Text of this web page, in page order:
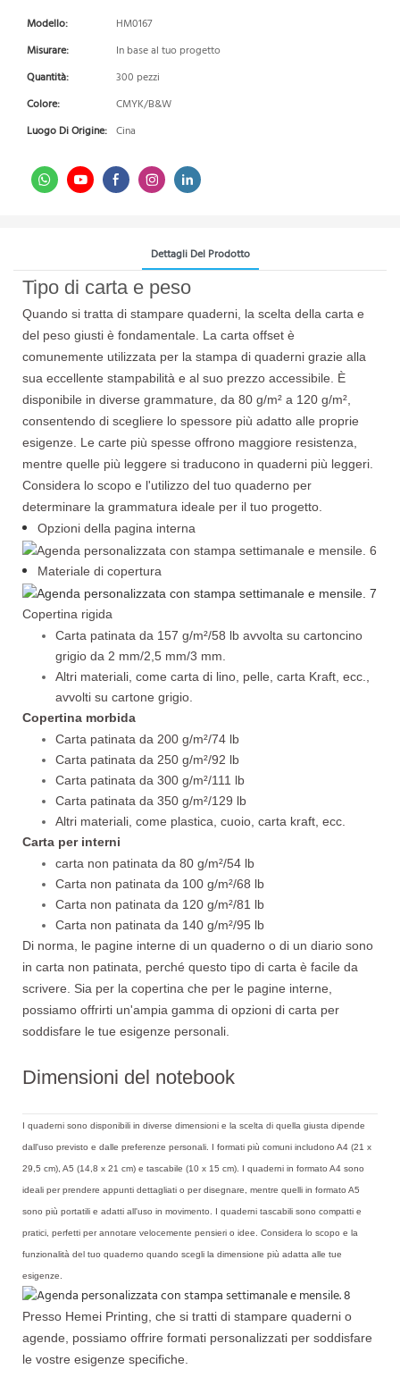
Modello:
HM0167
Misurare:
In base al tuo progetto
Quantità:
300 pezzi
Colore:
CMYK/B&W
Luogo Di Origine: Cina
Dettagli Del Prodotto
Tipo di carta e peso
Quando si tratta di stampare quaderni, la scelta della carta e
del peso giusti è fondamentale. La carta offset è
comunemente utilizzata per la stampa di quaderni grazie alla
sua eccellente stampabilità e al suo prezzo accessibile. È
disponibile in diverse grammature, da 80 g/m² a 120 g/m²,
consentendo di scegliere lo spessore più adatto alle proprie
esigenze. Le carte più spesse offrono maggiore resistenza,
mentre quelle più leggere si traducono in quaderni più leggeri.
Considera lo scopo e l'utilizzo del tuo quaderno per
determinare la grammatura ideale per il tuo progetto.
Opzioni della pagina interna
Materiale di copertura
Copertina rigida
Carta patinata da 157 g/m²/58 lb avvolta su cartoncino
grigio da 2 mm/2,5 mm/3 mm.
Altri materiali, come carta di lino, pelle, carta Kraft, ecc.,
avvolti su cartone grigio.
Copertina morbida
Carta patinata da 200 g/m²/74 lb
Carta patinata da 250 g/m²/92 lb
Carta patinata da 300 g/m²/111 lb
Carta patinata da 350 g/m²/129 lb
Altri materiali, come plastica, cuoio, carta kraft, ecc.
Carta per interni
carta non patinata da 80 g/m²/54 lb
Carta non patinata da 100 g/m²/68 lb
Carta non patinata da 120 g/m²/81 lb
Carta non patinata da 140 g/m²/95 lb
Di norma, le pagine interne di un quaderno o di un diario sono
in carta non patinata, perché questo tipo di carta è facile da
scrivere. Sia per la copertina che per le pagine interne,
possiamo offrirti un'ampia gamma di opzioni di carta per
soddisfare le tue esigenze personali.
Dimensioni del notebook
I quaderni sono disponibili in diverse dimensioni e la scelta di quella giusta dipende
dall'uso previsto e dalle preferenze personali. I formati più comuni includono A4 (21 x
29,5 cm), A5 (14,8 x 21 cm) e tascabile (10 x 15 cm). I quaderni in formato A4 sono
ideali per prendere appunti dettagliati o per disegnare, mentre quelli in formato A5
sono più portatili e adatti all'uso in movimento. I quaderni tascabili sono compatti e
pratici, perfetti per annotare velocemente pensieri o idee. Considera lo scopo e la
funzionalità del tuo quaderno quando scegli la dimensione più adatta alle tue
esigenze.
Presso Hemei Printing, che si tratti di stampare quaderni o
agende, possiamo offrire formati personalizzati per soddisfare
le vostre esigenze specifiche.